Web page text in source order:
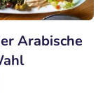
Arabische